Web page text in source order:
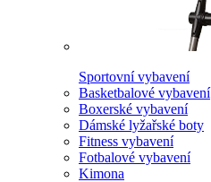
Sportovní vybavení
Basketbalové vybavení
Boxerské vybavení
Dámské lyžařské boty
Fitness vybavení
Fotbalové vybavení
Kimona